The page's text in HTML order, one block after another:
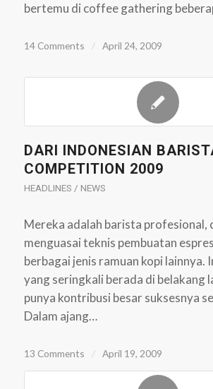
bertemu di coffee gathering
14 Comments / April 24, 2009
DARI INDONESIAN
COMPETITION 2009
HEADLINES / NEWS
Mereka adalah barista profesional,
menguasai teknis pembuatan
berbagai jenis ramuan kopi lainnya.
yang seringkali berada di belakang
punya kontribusi besar suksesnya
Dalam ajang…
13 Comments / April 19, 2009